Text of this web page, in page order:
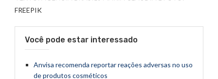
FREEPIK
Você pode estar interessado
Anvisa recomenda reportar reações adversas no uso
de produtos cosméticos